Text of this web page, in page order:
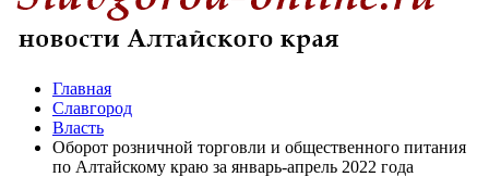
Главная
Славгород
Власть
Оборот розничной торговли и общественного питания
по Алтайскому краю за январь-апрель 2022 года